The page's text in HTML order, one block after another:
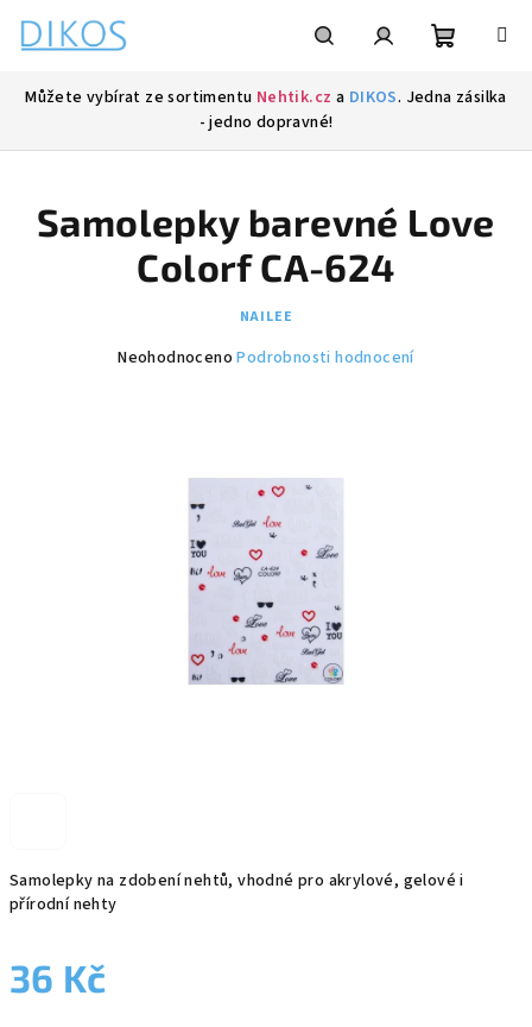
obsah
Můžete vybírat ze sortimentu Nehtik.cz a DIKOS. Jedna zásilka
- jedno dopravné!
Samolepky na zdobení nehtů, vhodné pro akrylové, gelové i
přírodní nehty
36 Kč
Samolepky barevné Love
Colorf CA-624
NAILEE
Průměrné
hvězdiček.
Neohodnoceno Podrobnosti hodnocení